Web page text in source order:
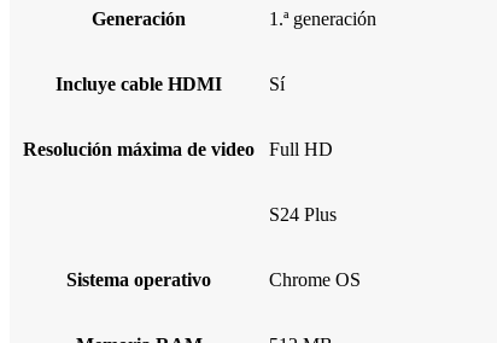
Generación 1.ª generación
Incluye cable HDMI Sí
Resolución máxima de video Full HD
S24 Plus
Sistema operativo Chrome OS